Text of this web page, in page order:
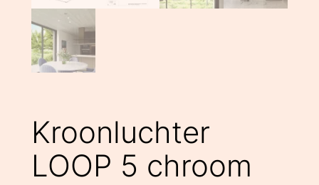
Kroonluchter
LOOP 5 chroom